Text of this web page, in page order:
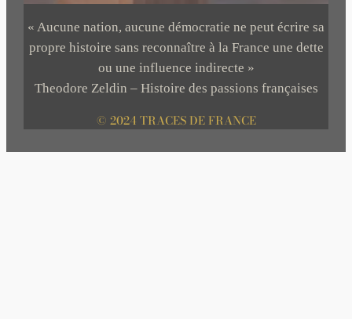
« Aucune nation, aucune démocratie ne peut écrire sa
propre histoire sans reconnaître à la France une dette
ou une influence indirecte »
Theodore Zeldin – Histoire des passions françaises
© 2024 TRACES DE FRANCE